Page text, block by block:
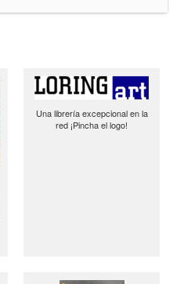
Una librería excepcional en la
red ¡Pincha el logo!